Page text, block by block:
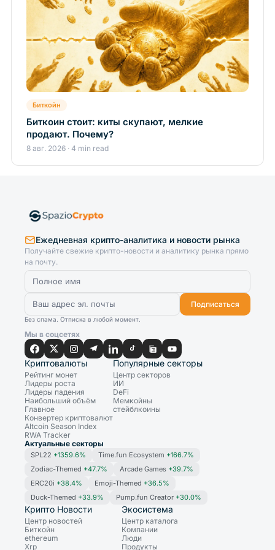
Биткойн
Биткоин стоит: киты скупают, мелкие
продают. Почему?
8 авг. 2026 · 4 min read
Ежедневная крипто-аналитика и новости рынка
Получайте свежие крипто-новости и аналитику рынка прямо
на почту.
Подписаться
Без спама. Отписка в любой момент.
Мы в соцсетях
Криптовалюты
Рейтинг монет
Лидеры роста
Лидеры падения
Наибольший объём
Главное
Конвертер криптовалют
Altcoin Season Index
RWA Tracker
Популярные секторы
Центр секторов
ИИ
DeFi
Мемкойны
стейблкоины
Актуальные секторы
SPL22 +1359.6% Time.fun Ecosystem +166.7%
Zodiac-Themed +47.7% Arcade Games +39.7%
ERC20i +38.4% Emoji-Themed +36.5%
Duck-Themed +33.9% Pump.fun Creator +30.0%
Крипто Новости
Центр новостей
Биткойн
ethereum
Xrp
Экосистема
Центр каталога
Компании
Люди
Продукты